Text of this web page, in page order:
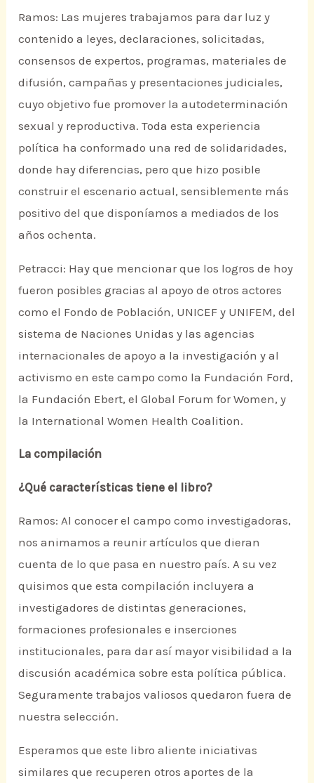
Ramos: Las mujeres trabajamos para dar luz y
contenido a leyes, declaraciones, solicitadas,
consensos de expertos, programas, materiales de
difusión, campañas y presentaciones judiciales,
cuyo objetivo fue promover la autodeterminación
sexual y reproductiva. Toda esta experiencia
política ha conformado una red de solidaridades,
donde hay diferencias, pero que hizo posible
construir el escenario actual, sensiblemente más
positivo del que disponíamos a mediados de los
años ochenta.
Petracci: Hay que mencionar que los logros de hoy
fueron posibles gracias al apoyo de otros actores
como el Fondo de Población, UNICEF y UNIFEM, del
sistema de Naciones Unidas y las agencias
internacionales de apoyo a la investigación y al
activismo en este campo como la Fundación Ford,
la Fundación Ebert, el Global Forum for Women, y
la International Women Health Coalition.
La compilación
¿Qué características tiene el libro?
Ramos: Al conocer el campo como investigadoras,
nos animamos a reunir artículos que dieran
cuenta de lo que pasa en nuestro país. A su vez
quisimos que esta compilación incluyera a
investigadores de distintas generaciones,
formaciones profesionales e inserciones
institucionales, para dar así mayor visibilidad a la
discusión académica sobre esta política pública.
Seguramente trabajos valiosos quedaron fuera de
nuestra selección.
Esperamos que este libro aliente iniciativas
similares que recuperen otros aportes de la